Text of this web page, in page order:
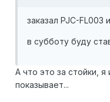
заказал PJC-FL003
в субботу буду
А что это за стойки,
показывает...